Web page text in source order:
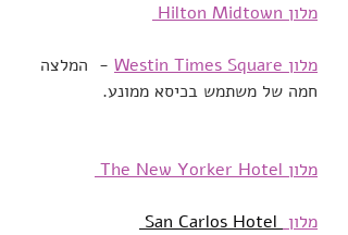
מלון Hilton Midtown
מלון Westin Times Square
-  המלצה
חמה של משתמש בכיסא ממונע.
מלון The New Yorker Hotel
מלון